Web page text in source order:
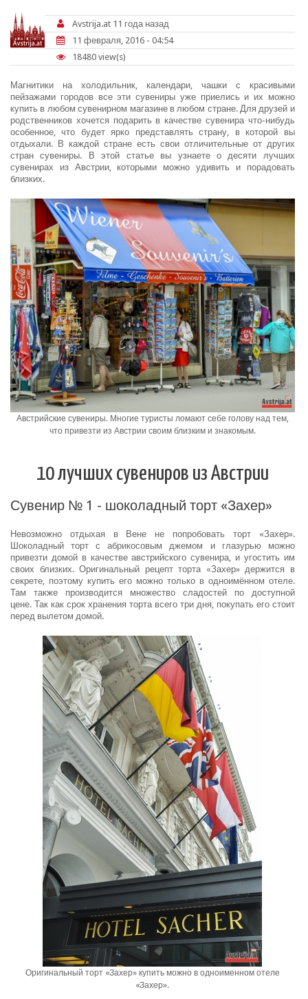
Avstrija.at 11 года назад
11 февраля, 2016 - 04:54
18480 view(s)
Магнитики на холодильник, календари, чашки с красивыми
пейзажами городов все эти сувениры уже приелись и их можно
купить в любом сувенирном магазине в любом стране. Для друзей и
родственников хочется подарить в качестве сувенира что-нибудь
особенное, что будет ярко представлять страну, в которой вы
отдыхали. В каждой стране есть свои отличительные от других
стран сувениры. В этой статье вы узнаете о десяти лучших
сувенирах из Австрии, которыми можно удивить и порадовать
близких.
Австрийские сувениры. Многие туристы ломают себе голову над тем,
что привезти из Австрии своим близким и знакомым.
10 лучших сувениров из Австрии
Сувенир № 1 - шоколадный торт «Захер»
Невозможно отдыхая в Вене не попробовать торт «Захер».
Шоколадный торт с абрикосовым джемом и глазурью можно
привезти домой в качестве австрийского сувенира, и угостить им
своих близких. Оригинальный рецепт торта «Захер» держится в
секрете, поэтому купить его можно только в одноимённом отеле.
Там также производится множество сладостей по доступной
цене. Так как срок хранения торта всего три дня, покупать его стоит
перед вылетом домой.
Оригинальный торт «Захер» купить можно в одноименном отеле
«Захер».